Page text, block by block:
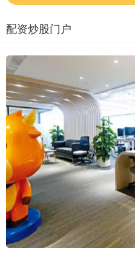
配资炒股门户